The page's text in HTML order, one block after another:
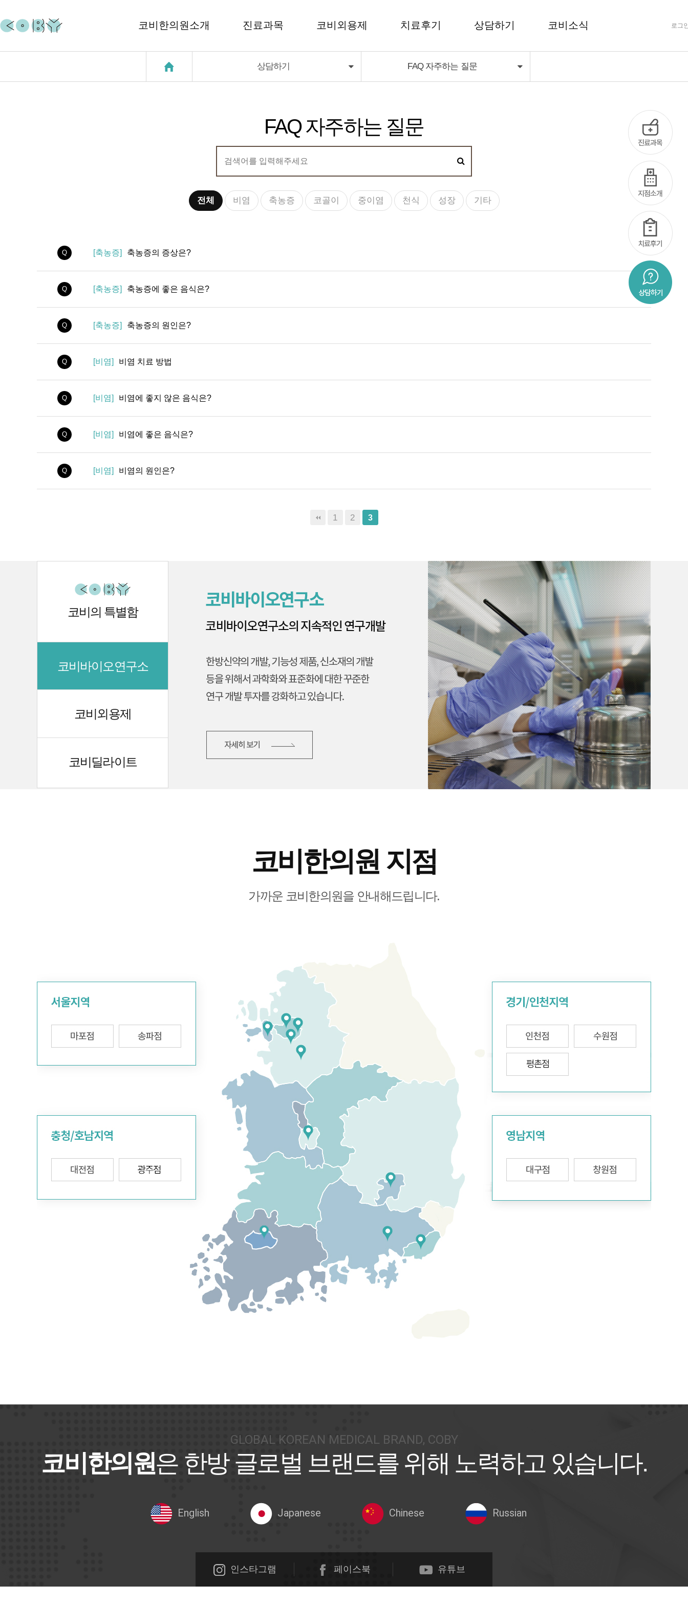
코비한의원소개 진료과목 코비외용제 치료후기 상담하기 코비소식
코비외용제 FAQ 자주하는 질문
로그
상담하기 FAQ 자주하는 질문
FAQ 자주하는 질문
전체 비염 축농증 코골이 중이염 천식 성장 기타
Q [축농증] 축농증의 증상은?
Q [축농증] 축농증에 좋은 음식은?
Q [축농증] 축농증의 원인은?
Q [비염] 비염 치료 방법
Q [비염] 비염에 좋지 않은 음식은?
Q [비염] 비염에 좋은 음식은?
Q [비염] 비염의 원인은?
1 2 3
코비의 특별함
코비바이오연구소
코비외용제
코비딜라이트
코비한의원 지점
가까운 코비한의원을 안내해드립니다.
GLOBAL KOREAN MEDICAL BRAND, COBY
코비한의원은 한방 글로벌 브랜드를 위해 노력하고 있습니다.
English Japanese Chinese Russian
인스타그램 페이스북 유튜브